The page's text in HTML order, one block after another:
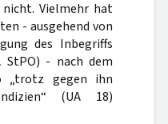
nicht. Vielmehr hat
- ausgehend von
des Inbegriffs
StPO) - nach dem
„trotz gegen ihn
(UA 18)